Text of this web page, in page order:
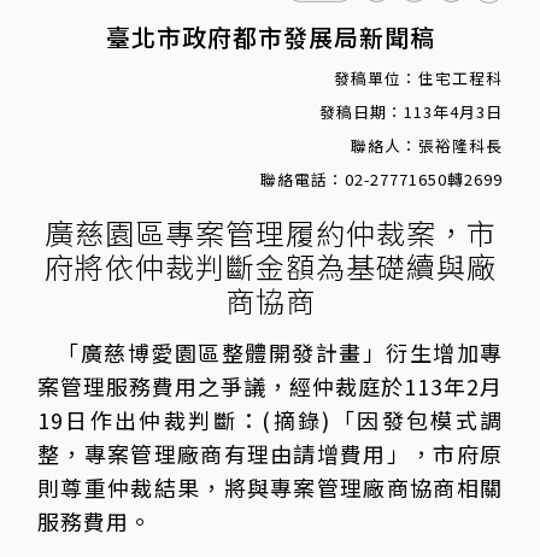
臺北市政府都市發展局新聞稿
發稿單位：住宅工程科
發稿日期：113年4月3日
聯絡人：張裕隆科長
聯絡電話：02-27771650轉2699
廣慈園區專案管理履約仲裁案，市
府將依仲裁判斷金額為基礎續與廠
商協商
「廣慈博愛園區整體開發計畫」衍生增加專
案管理服務費用之爭議，經仲裁庭於113年2月
19日作出仲裁判斷：(摘錄)「因發包模式調
整，專案管理廠商有理由請增費用」，市府原
則尊重仲裁結果，將與專案管理廠商協商相關
服務費用。